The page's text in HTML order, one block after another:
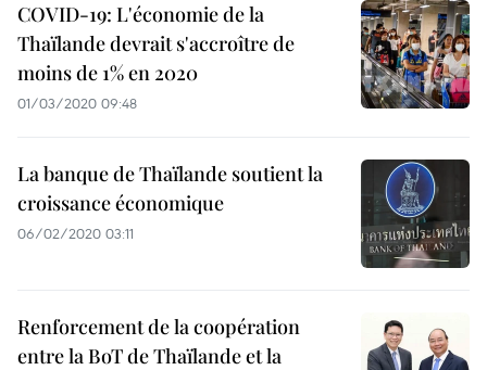
COVID-19: L'économie de la
Thaïlande devrait s'accroître de
moins de 1% en 2020
01/03/2020 09:48
La banque de Thaïlande soutient la
croissance économique
06/02/2020 03:11
Renforcement de la coopération
entre la BoT de Thaïlande et la